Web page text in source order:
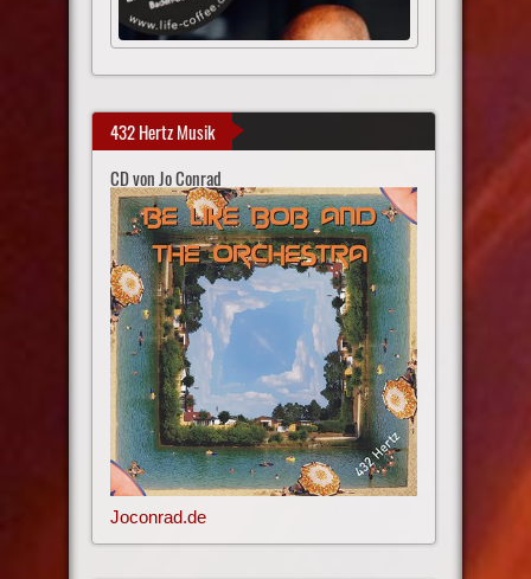
432 Hertz Musik
CD von Jo Conrad
Joconrad.de